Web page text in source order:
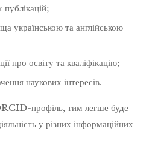
публікацій;
українською та англійською
про освіту та кваліфікацію;
наукових інтересів.
профіль, тим легше буде
у різних інформаційних